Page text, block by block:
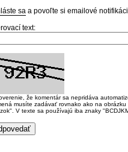
sa a povoľte si emailové
text:
že komentár sa nepridáva
musíte zadávať rovnako ako na
V texte sa používajú iba znaky